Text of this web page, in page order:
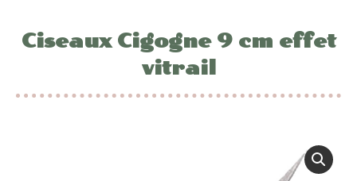
Ciseaux Cigogne 9 cm effet
vitrail